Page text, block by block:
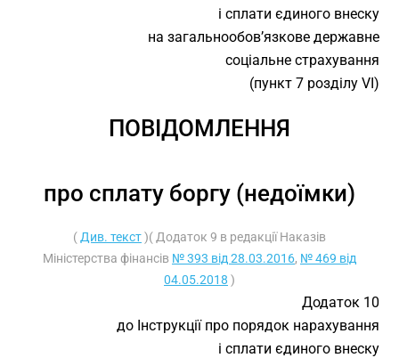
і сплати єдиного внеску
на загальнообов’язкове державне
соціальне страхування
(пункт 7 розділу VI)
ПОВІДОМЛЕННЯ
про сплату боргу (недоїмки)
( Див. текст)( Додаток 9 в редакції Наказів
Міністерства фінансів № 393 від 28.03.2016, № 469 від
04.05.2018 )
Додаток 10
до Інструкції про порядок нарахування
і сплати єдиного внеску